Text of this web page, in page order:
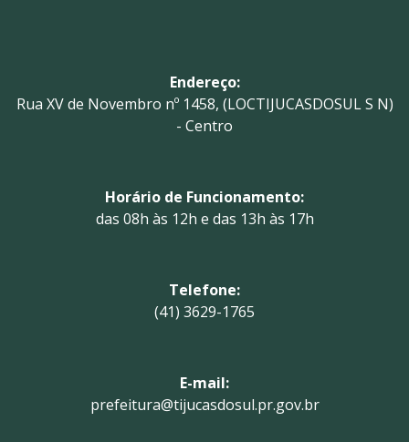
Endereço:
Rua XV de Novembro nº 1458, (LOCTIJUCASDOSUL S N)
- Centro
Horário de Funcionamento:
das 08h às 12h e das 13h às 17h
Telefone:
(41) 3629-1765
E-mail:
prefeitura@tijucasdosul.pr.gov.br